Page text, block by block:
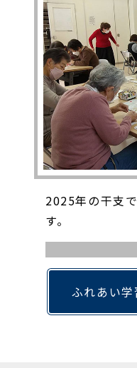
2025年の干支
す。
ふれあい